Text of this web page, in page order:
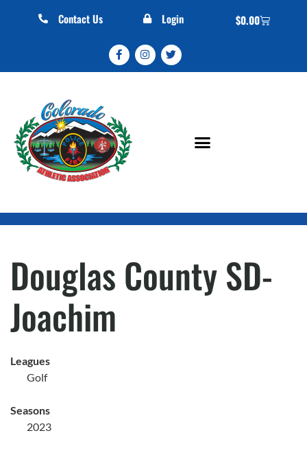
Contact Us Login $0.00
Douglas County SD-
Joachim
Leagues
Golf
Seasons
2023